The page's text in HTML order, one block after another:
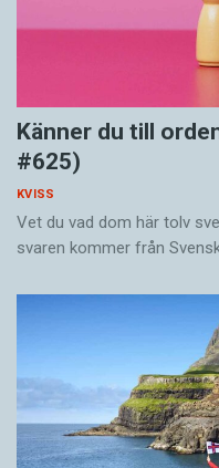
Känner du till
#625)
KVISS
Vet du vad dom här tolv
svaren kommer från